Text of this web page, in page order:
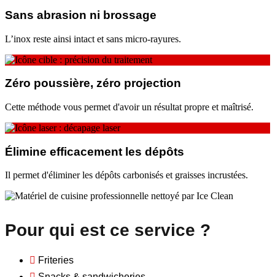
Sans abrasion ni brossage
L’inox reste ainsi intact et sans micro-rayures.
Zéro poussière, zéro projection
Cette méthode vous permet d'avoir un résultat propre et maîtrisé.
Élimine efficacement les dépôts
Il permet d'éliminer les dépôts carbonisés et graisses incrustées.
Pour qui est ce service ?
Friteries